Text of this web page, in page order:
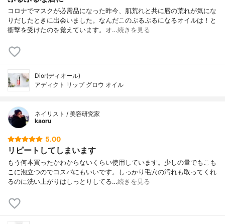
コロナでマスクが必需品になった昨今、肌荒れと共に唇の荒れが気にな
りだしたときに出会いました。なんだこのぷるぷるになるオイルは！と
衝撃を受けたのを覚えています。オ…続きを見る
Dior(ディオール)
アディクト リップ グロウ オイル
ネイリスト / 美容研究家
kaoru
5.00
リピートしてしまいます
もう何本買ったかわからないくらい使用しています。少しの量でもこも
こに泡立つのでコスパにもいいです。しっかり毛穴の汚れも取ってくれ
るのに洗い上がりはしっとりしてる…続きを見る